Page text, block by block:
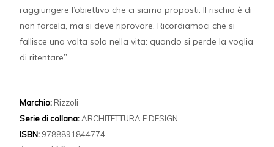
raggiungere l’obiettivo che ci siamo proposti. Il rischio è di
non farcela, ma si deve riprovare. Ricordiamoci che si
fallisce una volta sola nella vita: quando si perde la voglia
di ritentare”.
Marchio: Rizzoli
Serie di collana:ARCHITETTURA E DESIGN
ISBN: 9788891844774